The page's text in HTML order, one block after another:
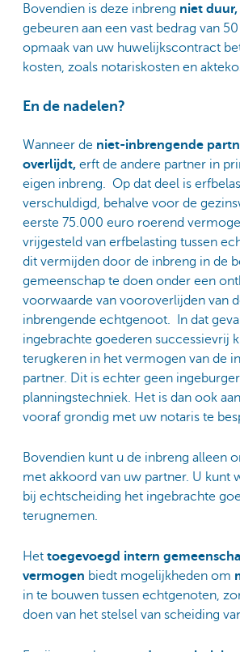
Bovendien is deze inbreng niet duur,
gebeuren aan een vast bedrag van
opmaak van uw huwelijkscontract
kosten, zoals notariskosten en
En de nadelen?
Wanneer de niet-inbrengende
overlijdt, erft de andere partner in
eigen inbreng. Op dat deel is
verschuldigd, behalve voor de
eerste 75.000 euro roerend
vrijgesteld van erfbelasting tussen
dit vermijden door de inbreng in de
gemeenschap te doen onder een
voorwaarde van vooroverlijden van
inbrengende echtgenoot. In dat
ingebrachte goederen successievrij
terugkeren in het vermogen van de
partner. Dit is echter geen
planningstechniek. Het is dan ook
vooraf grondig met uw notaris te
Bovendien kunt u de inbreng alleen
met akkoord van uw partner. U kunt
bij echtscheiding het ingebrachte
terugnemen.
Het toegevoegd intern
vermogen biedt mogelijkheden om
in te bouwen tussen echtgenoten,
doen van het stelsel van scheiding